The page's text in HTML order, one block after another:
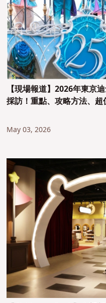
【現場報道】2026年東京
採訪！重點、攻略方法、
May 03, 2026